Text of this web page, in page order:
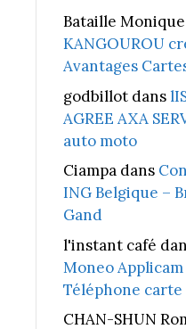
Bataille Monique
KANGOUROU
Avantages
godbillot dans
AGREE AXA
auto moto
Ciampa dans
ING Belgique –
Gand
l'instant café
Moneo
Téléphone
CHAN-SHUN